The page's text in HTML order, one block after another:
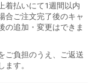
着払いにて1週間以内
合ご注文完了後のキャ
の追加・変更はできま
ご負担のうえ、ご返送
す。